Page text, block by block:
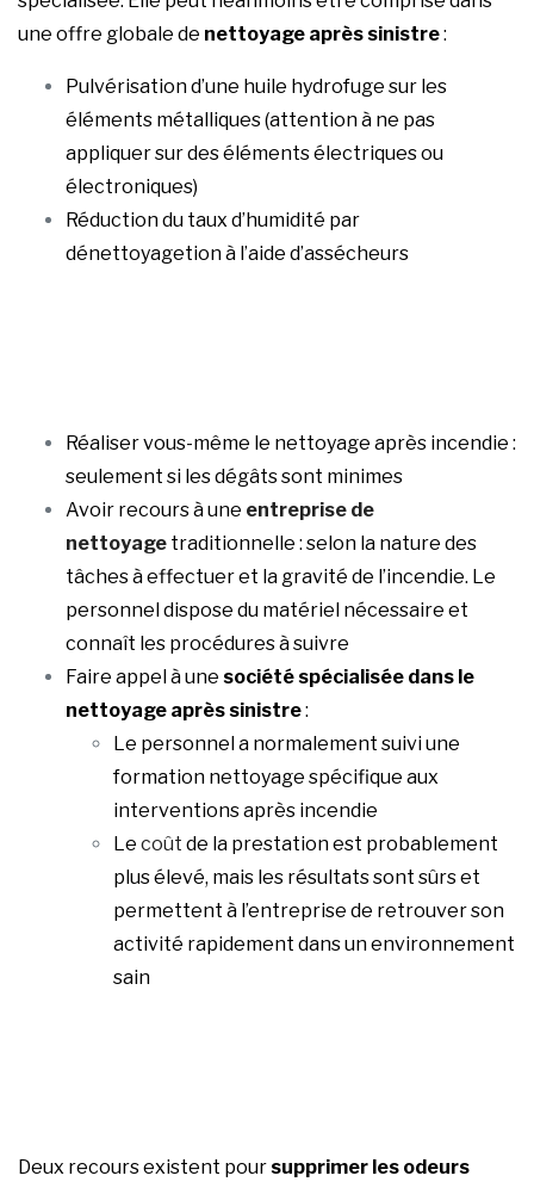
une offre globale de nettoyage après sinistre:
Pulvérisation d’une huile hydrofuge sur les
éléments métalliques (attention à ne pas
appliquer sur des éléments électriques ou
électroniques)
Réduction du taux d’humidité par
dénettoyagetion à l’aide d’assécheurs
Réaliser vous-même le nettoyage après incendie :
seulement si les dégâts sont minimes
Avoir recours à une entreprise de
nettoyage traditionnelle : selon la nature des
tâches à effectuer et la gravité de l’incendie. Le
personnel dispose du matériel nécessaire et
connaît les procédures à suivre
Faire appel à une société spécialisée dans le
nettoyage après sinistre:
Le personnel a normalement suivi une
formation nettoyage spécifique aux
interventions après incendie
Le coût de la prestation est probablement
plus élevé, mais les résultats sont sûrs et
permettent à l’entreprise de retrouver son
activité rapidement dans un environnement
sain
Deux recours existent pour supprimer les odeurs